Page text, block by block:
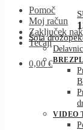
Pomoč
Moj račun
Zaključek
Tečaji
0,00€
Šola
VIDEO